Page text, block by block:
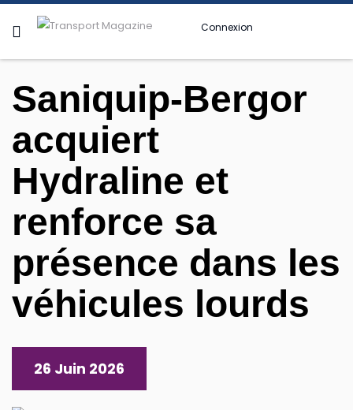
Connexion
Saniquip-Bergor
acquiert
Hydraline et
renforce sa
présence dans les
véhicules lourds
26 Juin 2026